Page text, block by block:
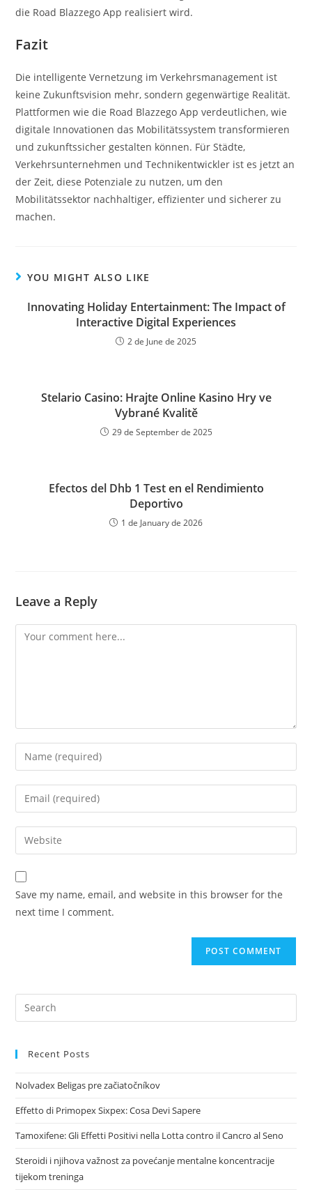
die Road Blazzego App realisiert wird.
Fazit
Die intelligente Vernetzung im Verkehrsmanagement ist
keine Zukunftsvision mehr, sondern gegenwärtige Realität.
Plattformen wie die Road Blazzego App verdeutlichen, wie
digitale Innovationen das Mobilitätssystem transformieren
und zukunftssicher gestalten können. Für Städte,
Verkehrsunternehmen und Technikentwickler ist es jetzt an
der Zeit, diese Potenziale zu nutzen, um den
Mobilitätssektor nachhaltiger, effizienter und sicherer zu
machen.
YOU MIGHT ALSO LIKE
Innovating Holiday Entertainment: The Impact of
Interactive Digital Experiences
2 de June de 2025
Stelario Casino: Hrajte Online Kasino Hry ve
Vybrané Kvalitě
29 de September de 2025
Efectos del Dhb 1 Test en el Rendimiento
Deportivo
1 de January de 2026
Leave a Reply
Save my name, email, and website in this browser for the
next time I comment.
Recent Posts
Nolvadex Beligas pre začiatočníkov
Effetto di Primopex Sixpex: Cosa Devi Sapere
Tamoxifene: Gli Effetti Positivi nella Lotta contro il Cancro al Seno
Steroidi i njihova važnost za povećanje mentalne koncentracije
tijekom treninga